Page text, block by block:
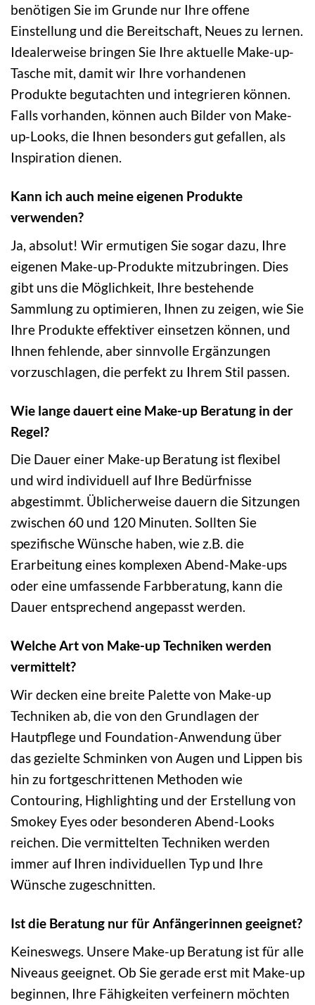
benötigen Sie im Grunde nur Ihre offene
Einstellung und die Bereitschaft, Neues zu lernen.
Idealerweise bringen Sie Ihre aktuelle Make-up-
Tasche mit, damit wir Ihre vorhandenen
Produkte begutachten und integrieren können.
Falls vorhanden, können auch Bilder von Make-
up-Looks, die Ihnen besonders gut gefallen, als
Inspiration dienen.
Kann ich auch meine eigenen Produkte
verwenden?
Ja, absolut! Wir ermutigen Sie sogar dazu, Ihre
eigenen Make-up-Produkte mitzubringen. Dies
gibt uns die Möglichkeit, Ihre bestehende
Sammlung zu optimieren, Ihnen zu zeigen, wie Sie
Ihre Produkte effektiver einsetzen können, und
Ihnen fehlende, aber sinnvolle Ergänzungen
vorzuschlagen, die perfekt zu Ihrem Stil passen.
Wie lange dauert eine Make-up Beratung in der
Regel?
Die Dauer einer Make-up Beratung ist flexibel
und wird individuell auf Ihre Bedürfnisse
abgestimmt. Üblicherweise dauern die Sitzungen
zwischen 60 und 120 Minuten. Sollten Sie
spezifische Wünsche haben, wie z.B. die
Erarbeitung eines komplexen Abend-Make-ups
oder eine umfassende Farbberatung, kann die
Dauer entsprechend angepasst werden.
Welche Art von Make-up Techniken werden
vermittelt?
Wir decken eine breite Palette von Make-up
Techniken ab, die von den Grundlagen der
Hautpflege und Foundation-Anwendung über
das gezielte Schminken von Augen und Lippen bis
hin zu fortgeschrittenen Methoden wie
Contouring, Highlighting und der Erstellung von
Smokey Eyes oder besonderen Abend-Looks
reichen. Die vermittelten Techniken werden
immer auf Ihren individuellen Typ und Ihre
Wünsche zugeschnitten.
Ist die Beratung nur für Anfängerinnen geeignet?
Keineswegs. Unsere Make-up Beratung ist für alle
Niveaus geeignet. Ob Sie gerade erst mit Make-up
beginnen, Ihre Fähigkeiten verfeinern möchten